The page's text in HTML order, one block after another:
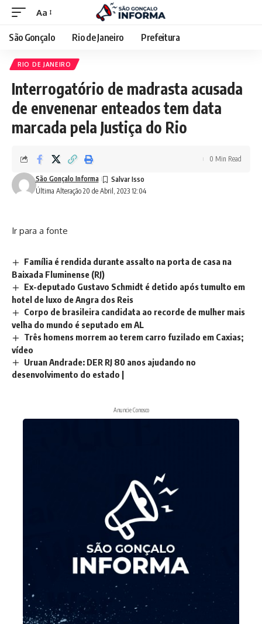
Aa
São Gonçalo Rio de Janeiro Prefeitura
RIO DE JANEIRO
Interrogatório de madrasta acusada
de envenenar enteados tem data
marcada pela Justiça do Rio
Última Alteração 20 de Abril, 2023 12:04
São Gonçalo Informa
0 Min Read
Ir para a fonte
Família é rendida durante assalto na porta de casa na
Baixada Fluminense (RJ)
Ex-deputado Gustavo Schmidt é detido após tumulto em
hotel de luxo de Angra dos Reis
Corpo de brasileira candidata ao recorde de mulher mais
velha do mundo é seputado em AL
Três homens morrem ao terem carro fuzilado em Caxias;
vídeo
Uruan Andrade: DER RJ 80 anos ajudando no
desenvolvimento do estado |
Anuncie Conosco